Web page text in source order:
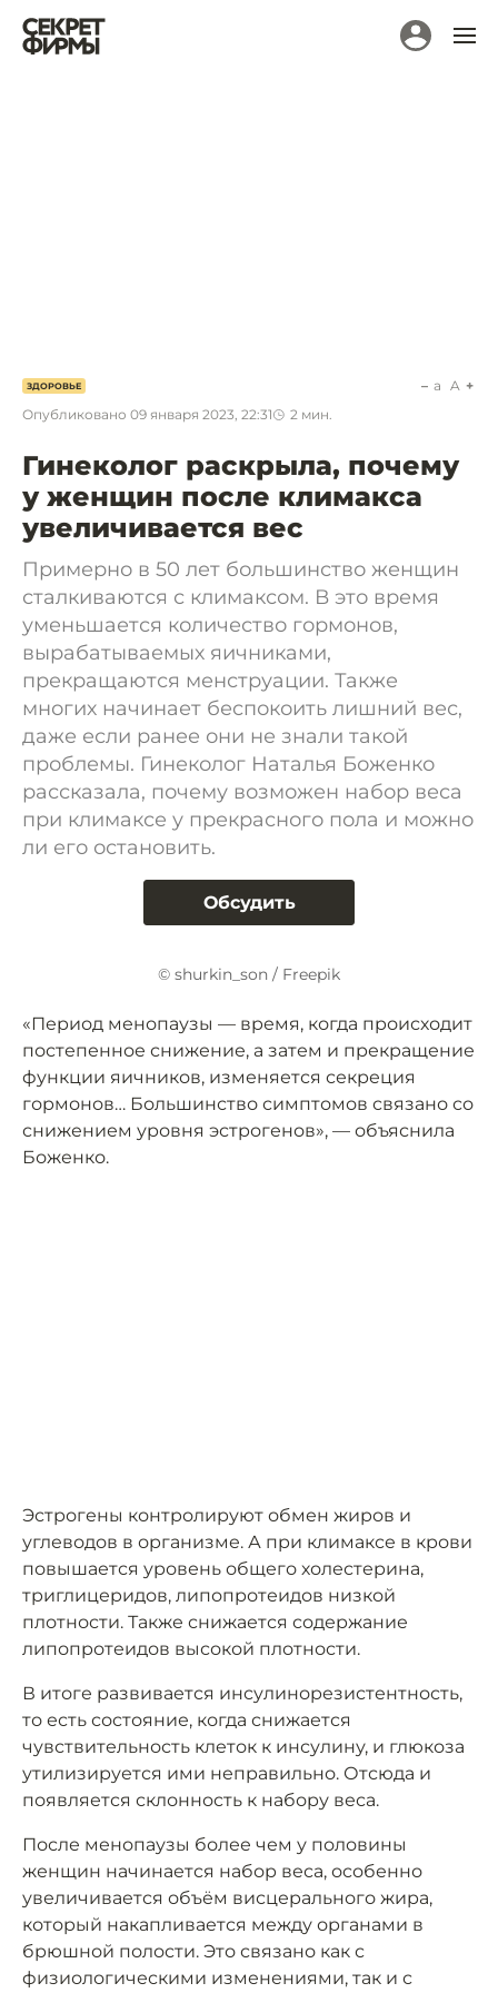
ЗДОРОВЬЕ
Опубликовано 09 января 2023, 22:31 2 мин.
a A
Гинеколог раскрыла, почему
у женщин после климакса
увеличивается вес
Примерно в 50 лет большинство женщин
сталкиваются с климаксом. В это время
уменьшается количество гормонов,
вырабатываемых яичниками,
прекращаются менструации. Также
многих начинает беспокоить лишний вес,
даже если ранее они не знали такой
проблемы. Гинеколог Наталья Боженко
рассказала, почему возможен набор веса
при климаксе у прекрасного пола и можно
ли его остановить.
Обсудить
© shurkin_son / Freepik
«Период менопаузы — время, когда происходит
постепенное снижение, а затем и прекращение
функции яичников, изменяется секреция
гормонов… Большинство симптомов связано со
снижением уровня эстрогенов», — объяснила
Боженко.
Эстрогены контролируют обмен жиров и
углеводов в организме. А при климаксе в крови
повышается уровень общего холестерина,
триглицеридов, липопротеидов низкой
плотности. Также снижается содержание
липопротеидов высокой плотности.
В итоге развивается инсулинорезистентность,
то есть состояние, когда снижается
чувствительность клеток к инсулину, и глюкоза
утилизируется ими неправильно. Отсюда и
появляется склонность к набору веса.
После менопаузы более чем у половины
женщин начинается набор веса, особенно
увеличивается объём висцерального жира,
который накапливается между органами в
брюшной полости. Это связано как с
физиологическими изменениями, так и с